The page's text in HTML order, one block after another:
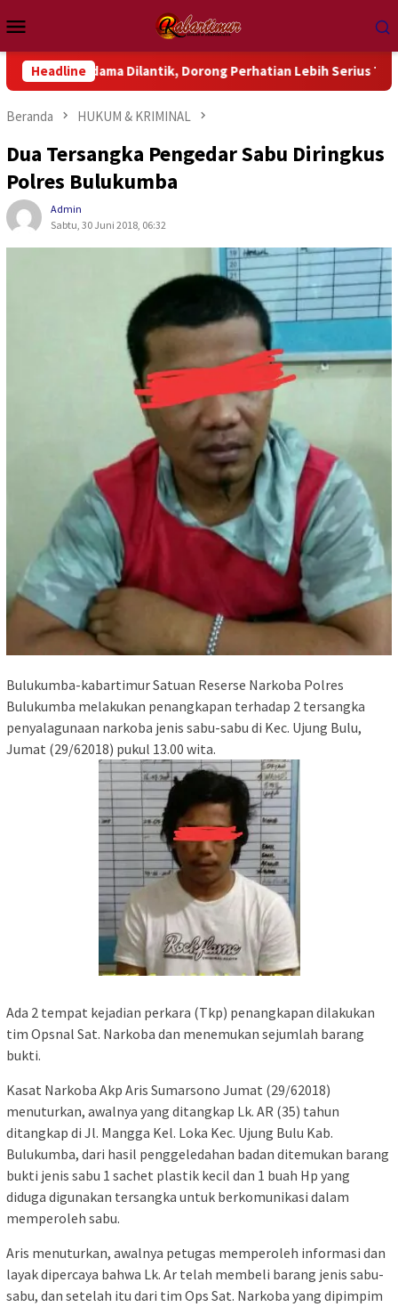
ke
kontenMobile
Headline
Dilantik, Dorong Perhatian Lebih Serius Terhadap Isu
Beranda HUKUM & KRIMINAL
Dua Tersangka Pengedar Sabu Diringkus
Polres Bulukumba
Admin
Sabtu, 30 Juni 2018, 06:32
Bulukumba-kabartimur Satuan Reserse Narkoba Polres
Bulukumba melakukan penangkapan terhadap 2 tersangka
penyalagunaan narkoba jenis sabu-sabu di Kec. Ujung Bulu,
Jumat (29/62018) pukul 13.00 wita.
Ada 2 tempat kejadian perkara (Tkp) penangkapan dilakukan
tim Opsnal Sat. Narkoba dan menemukan sejumlah barang
bukti.
Kasat Narkoba Akp Aris Sumarsono Jumat (29/62018)
menuturkan, awalnya yang ditangkap Lk. AR (35) tahun
ditangkap di Jl. Mangga Kel. Loka Kec. Ujung Bulu Kab.
Bulukumba, dari hasil penggeledahan badan ditemukan barang
bukti jenis sabu 1 sachet plastik kecil dan 1 buah Hp yang
diduga digunakan tersangka untuk berkomunikasi dalam
memperoleh sabu.
Aris menuturkan, awalnya petugas memperoleh informasi dan
layak dipercaya bahwa Lk. Ar telah membeli barang jenis sabu-
sabu, dan setelah itu dari tim Ops Sat. Narkoba yang dipimpim